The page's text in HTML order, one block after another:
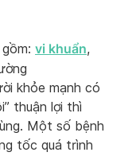
vi khuẩn,
khỏe mạnh có
thuận lợi thì
Một số bệnh
tốc quá trình